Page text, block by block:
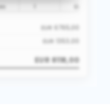
EUR 6765,00
EUR 1353,00
EUR 8118,00